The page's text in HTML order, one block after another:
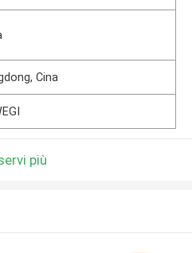
Cina
più